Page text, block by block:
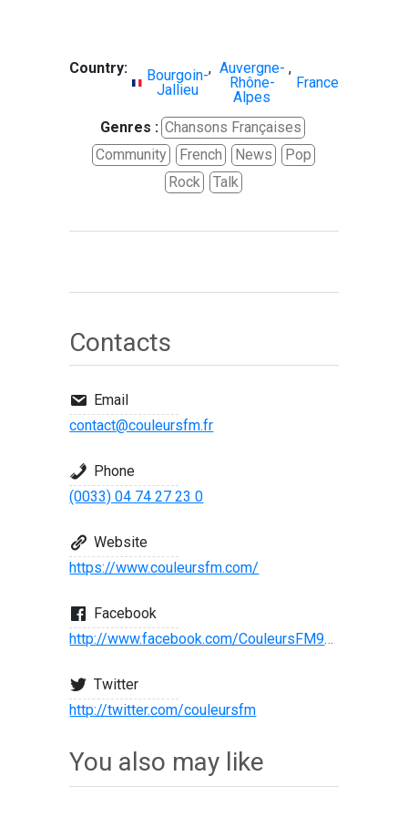
Country:
Bourgoin-
Jallieu
, Auvergne-
Rhône-
Alpes
,
France
Genres : Chansons Françaises
Community
French News
Pop
Rock
Talk
Contacts
Email
contact@couleursfm.fr
Phone
(0033) 04 74 27 23 0
Website
https://www.couleursfm.com/
Facebook
http://www.facebook.com/CouleursFM97.1/
Twitter
http://twitter.com/couleursfm
You also may like